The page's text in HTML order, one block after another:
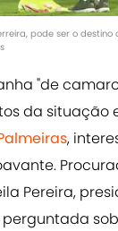
pode ser o destino
"de
da situação
,
Pereira,